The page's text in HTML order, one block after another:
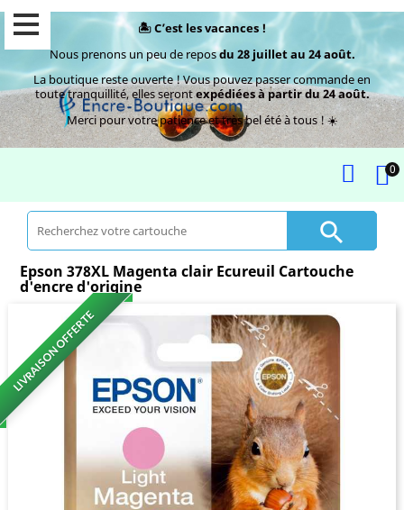
🏝️ C’est les vacances !
Nous prenons un peu de reposdu 28 juillet au 24 août.
La boutique reste ouverte ! Vous pouvez passer commande en
toute tranquillité, elles serontexpédiées à partir du 24 août.
Merci pour votre patience et très bel été à tous ! ☀️
0

Epson 378XL Magenta clair Ecureuil Cartouche
d'encre d'origine
LIVRAISON OFFERTE